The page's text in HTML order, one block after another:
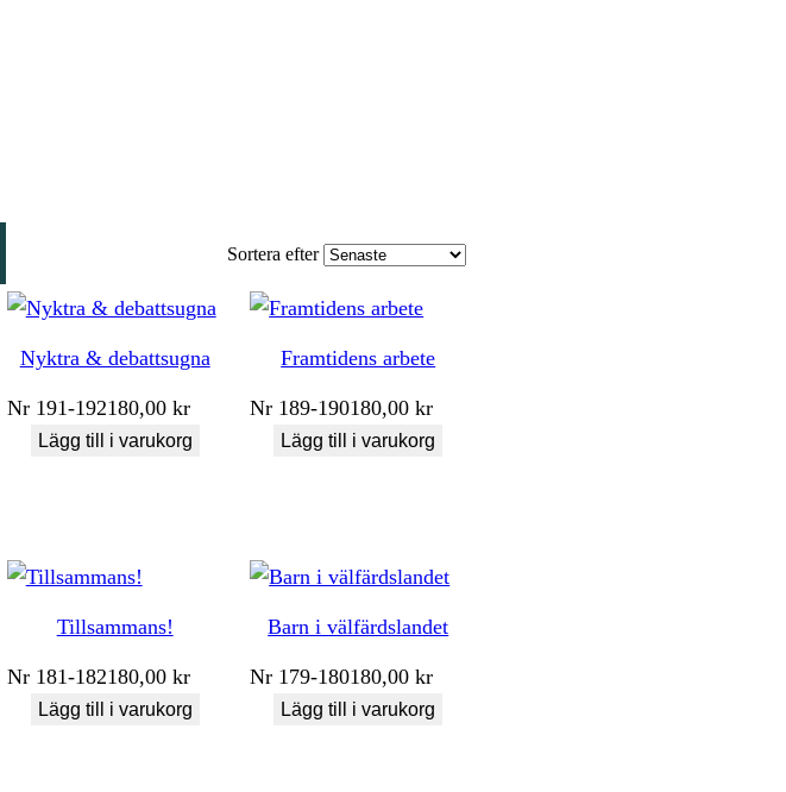
Sortera efter
Nyktra & debattsugna
Nr 191-192180,00 kr
Lägg till i varukorg
Framtidens arbete
Nr 189-190180,00kr
Lägg till i varukorg
Tillsammans!
Nr 181-182180,00 kr
Lägg till i varukorg
Barn i välfärdslandet
Nr 179-180180,00kr
Lägg till i varukorg